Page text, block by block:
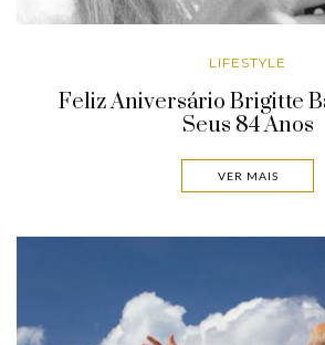
LIFESTYLE
Feliz Aniversário Brigitte
Seus 84 Anos
VER MAIS